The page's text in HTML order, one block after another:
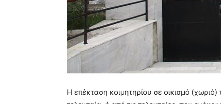
Η επέκταση κοιμητηρίου σε οικισμό (χωριό)